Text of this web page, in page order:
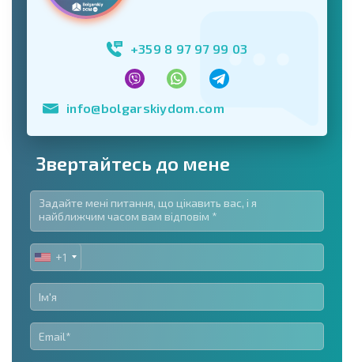
+359 8 97 97 99 03
info@bolgarskiydom.com
Звертайтесь до мене
UNITED
STATES
+1
+1